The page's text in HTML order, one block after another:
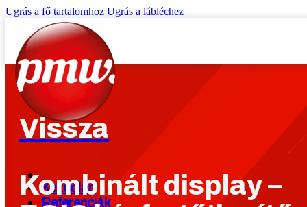
Ugrás a fő tartalomhoz Ugrás a lábléchez
Kezdőlap
Referenciák
Vissza
Kombinált display –